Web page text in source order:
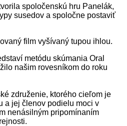
spoločenskú hru Panelák,
susedov a spoločne postaviť
film vyšívaný tupou ihlou.
metódu skúmania Oral
našim rovesníkom do roku
združenie, ktorého cieľom je
a jej členov podielu moci v
nenásilným pripomínaním